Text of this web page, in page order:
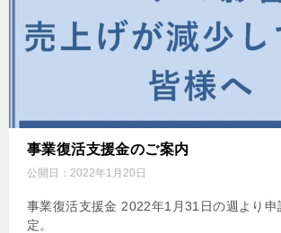
事業復活支援金のご案内
公開日： 2022年1月20日
事業復活支援金 2022年1月31日の週より申
定。